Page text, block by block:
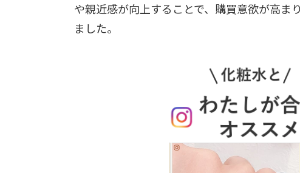
や親近感が向上することで、購買意欲が高ま
ました。